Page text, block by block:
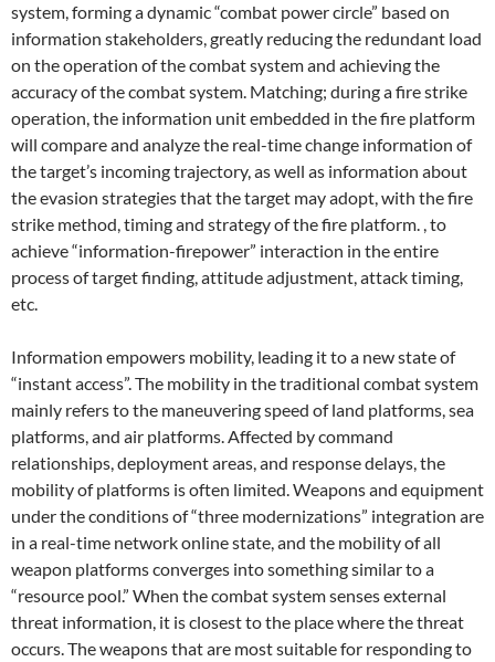
system, forming a dynamic “combat power circle” based on
information stakeholders, greatly reducing the redundant load
on the operation of the combat system and achieving the
accuracy of the combat system. Matching; during a fire strike
operation, the information unit embedded in the fire platform
will compare and analyze the real-time change information of
the target’s incoming trajectory, as well as information about
the evasion strategies that the target may adopt, with the fire
strike method, timing and strategy of the fire platform. , to
achieve “information-firepower” interaction in the entire
process of target finding, attitude adjustment, attack timing,
etc.
Information empowers mobility, leading it to a new state of
“instant access”. The mobility in the traditional combat system
mainly refers to the maneuvering speed of land platforms, sea
platforms, and air platforms. Affected by command
relationships, deployment areas, and response delays, the
mobility of platforms is often limited. Weapons and equipment
under the conditions of “three modernizations” integration are
in a real-time network online state, and the mobility of all
weapon platforms converges into something similar to a
“resource pool.” When the combat system senses external
threat information, it is closest to the place where the threat
occurs. The weapons that are most suitable for responding to